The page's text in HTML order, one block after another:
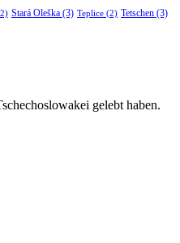
Stará Oleška (3) Teplice (2) Tetschen (3)
gelebt haben.